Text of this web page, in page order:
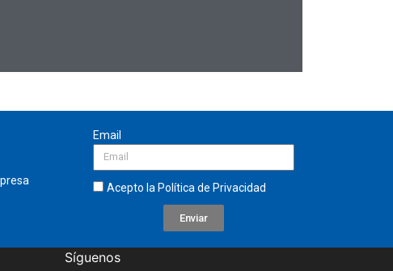
Email
Acepto la Política de Privacidad
Enviar
Síguenos